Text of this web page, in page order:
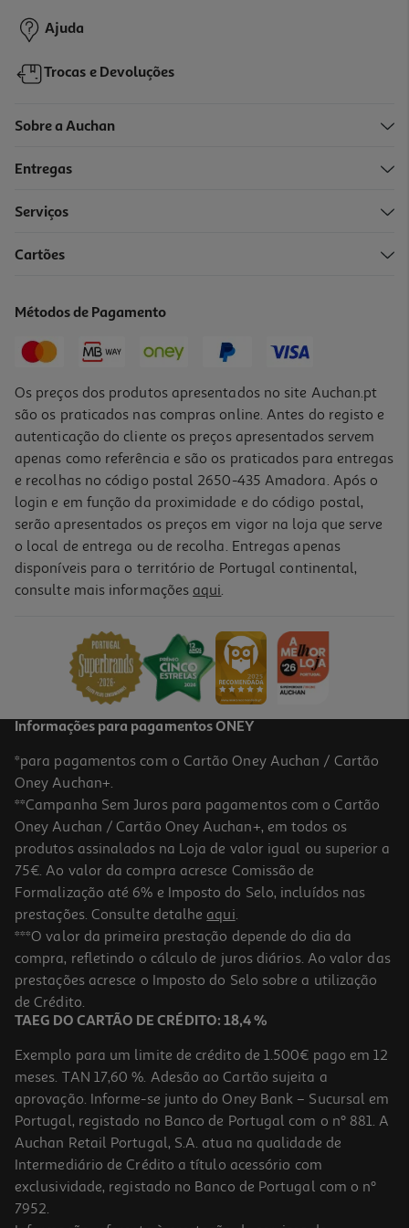
-21%
Price reduced from
13,60 €to
Promoção
-40%
5.0
Óleo Ambre Solaire Protector Golden Touch Fps20 150ml
Price reduced from
11,39 €
-23%
Spray Proteção Solar Babaria Aloe Bronze 200ml
49.95 €/Lt
Price reduced from
12,97 €to
9,99 €
Promoção
-35%
Ajuda
Trocas e Devoluções
Sobre a Auchan
Entregas
Serviços
Cartões
Métodos de Pagamento
Os preços dos produtos apresentados no site Auchan.pt
são os praticados nas compras online. Antes do registo e
autenticação do cliente os preços apresentados servem
apenas como referência e são os praticados para entregas
e recolhas no código postal 2650-435 Amadora. Após o
login e em função da proximidade e do código postal,
serão apresentados os preços em vigor na loja que serve
o local de entrega ou de recolha. Entregas apenas
disponíveis para o território de Portugal continental,
consulte mais informações aqui.
Informações para pagamentos ONEY
*para pagamentos com o Cartão Oney Auchan / Cartão
Oney Auchan+.
**Campanha Sem Juros para pagamentos com o Cartão
Oney Auchan / Cartão Oney Auchan+, em todos os
produtos assinalados na Loja de valor igual ou superior a
75€. Ao valor da compra acresce Comissão de
Formalização até 6% e Imposto do Selo, incluídos nas
prestações. Consulte detalhe aqui.
***O valor da primeira prestação depende do dia da
compra, refletindo o cálculo de juros diários. Ao valor das
prestações acresce o Imposto do Selo sobre a utilização
de Crédito.
TAEG DO CARTÃO DE CRÉDITO: 18,4 %
Exemplo para um limite de crédito de 1.500€ pago em 12
meses. TAN 17,60 %. Adesão ao Cartão sujeita a
aprovação. Informe-se junto do Oney Bank – Sucursal em
Portugal, registado no Banco de Portugal com o nº 881. A
Auchan Retail Portugal, S.A. atua na qualidade de
Intermediário de Crédito a título acessório com
exclusividade, registado no Banco de Portugal com o nº
7952.